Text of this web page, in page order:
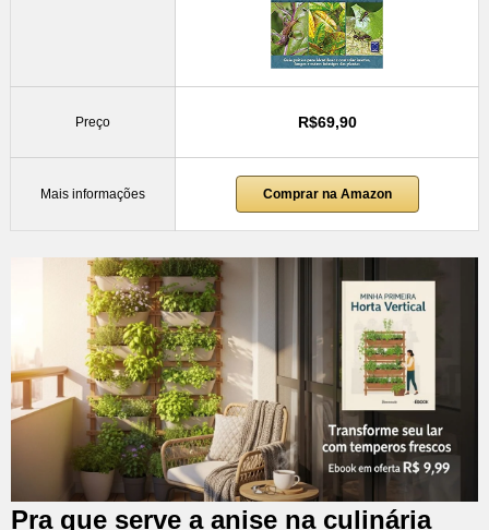
Preço R$69,90
Mais informações Comprar na Amazon
Pra que serve a anise na culinária